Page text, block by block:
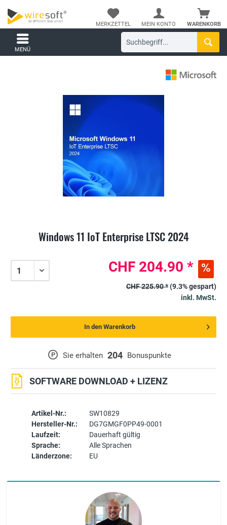
WARENKORB
MERKZETTEL MEIN KONTO
MENÜ
Windows 11 IoT Enterprise LTSC 2024
Artikel-Nr.:
SW10829
Hersteller-Nr.:
DG7GMGF0PP49-0001
Laufzeit:
Dauerhaft gültig
Sprache:
Alle Sprachen
Länderzone:
EU
P Sie erhalten 204 Bonuspunkte
SOFTWARE DOWNLOAD + LIZENZ
CHF 204.90 *
CHF 225.90 *(9.3% gespart)
inkl. MwSt.
In den Warenkorb